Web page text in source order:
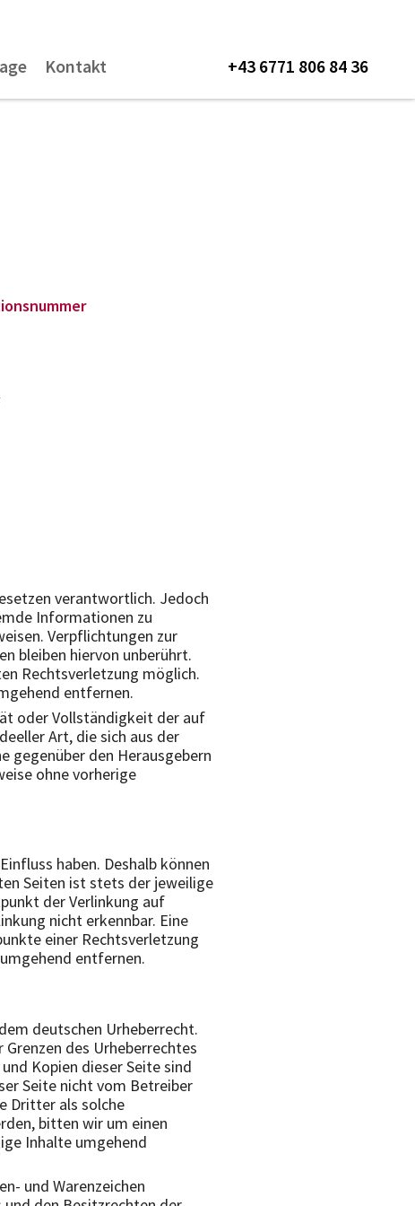
Kontakt +43 6771 806 84 36
verantwortlich. Jedoch
Informationen zu
Verpflichtungen zur
bleiben hiervon unberührt.
Rechtsverletzung möglich.
entfernen.
oder Vollständigkeit der auf
Art, die sich aus der
gegenüber den Herausgebern
ohne vorherige
haben. Deshalb können
Seiten ist stets der jeweilige
der Verlinkung auf
nicht erkennbar. Eine
einer Rechtsverletzung
entfernen.
deutschen Urheberrecht.
des Urheberrechtes
Kopien dieser Seite sind
Seite nicht vom Betreiber
Dritter als solche
bitten wir um einen
Inhalte umgehend
und Warenzeichen